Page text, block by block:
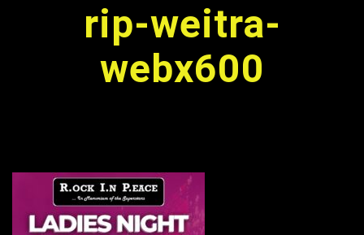
rip-weitra-
webx600